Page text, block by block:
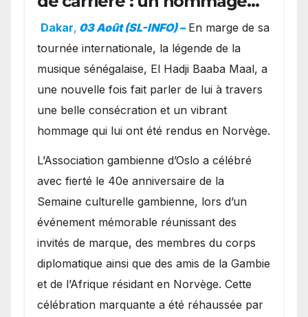
exceptionnel à Oslo en
présence de la famille
royale.
Dakar, 03 Août (SL-INFO) – ​En marge de sa
tournée internationale, la légende de la
musique sénégalaise, El Hadji Baaba Maal, a
une nouvelle fois fait parler de lui à travers
une belle consécration et un vibrant
hommage qui lui ont été rendus en Norvège.
​L’Association gambienne d’Oslo a célébré
avec fierté le 40e anniversaire de la
Semaine culturelle gambienne, lors d’un
événement mémorable réunissant des
invités de marque, des membres du corps
diplomatique ainsi que des amis de la Gambie
et de l’Afrique résidant en Norvège. Cette
célébration marquante a été réhaussée par